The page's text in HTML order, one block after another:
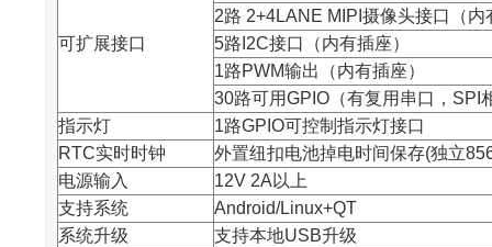
可扩展接口
2路 2+4LANE MIPI摄像头接口（内
5路I2C接口（内有插座）
1路PWM输出（内有插座）
30路可用GPIO（有复用串口，SPI
指示灯
1路GPIO可控制指示灯接口
RTC实时时钟
外置纽扣电池掉电时间保存(独立
电源输入
12V 2A以上
支持系统
Android/Linux+QT
系统升级
支持本地USB升级